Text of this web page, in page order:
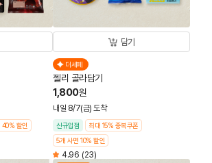
40% 할인
담기
더세페
젤리 골라담기
1,800원
내일 8/7(금) 도착
신규입점
최대 15% 중복쿠폰
5개 사면 10% 할인
4.96 (23)